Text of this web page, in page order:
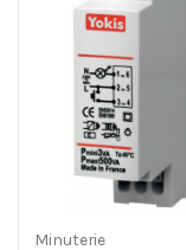
Minuterie